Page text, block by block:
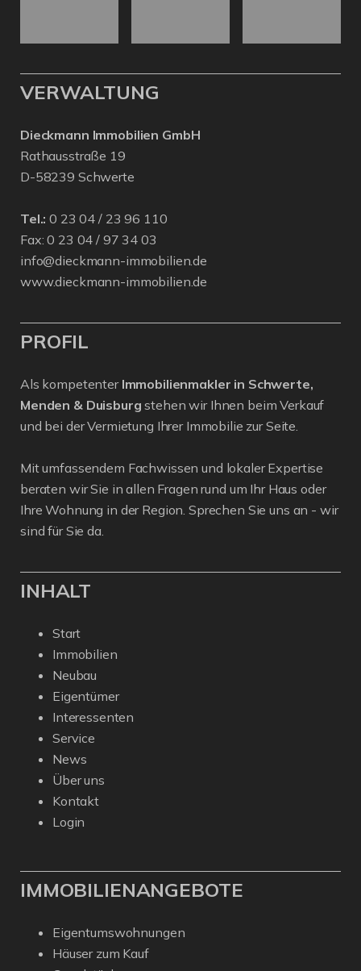
VERWALTUNG
Dieckmann Immobilien GmbH
Rathausstraße 19
D-58239 Schwerte
Tel.: 0 23 04 / 23 96 110
Fax: 0 23 04 / 97 34 03
info@dieckmann-immobilien.de
www.dieckmann-immobilien.de
PROFIL
Als kompetenter Immobilienmakler in Schwerte,
Menden & Duisburg stehen wir Ihnen beim Verkauf
und bei der Vermietung Ihrer Immobilie zur Seite.
Mit umfassendem Fachwissen und lokaler Expertise
beraten wir Sie in allen Fragen rund um Ihr Haus oder
Ihre Wohnung in der Region. Sprechen Sie uns an - wir
sind für Sie da.
INHALT
Start
Immobilien
Neubau
Eigentümer
Interessenten
Service
News
Über uns
Kontakt
Login
IMMOBILIENANGEBOTE
Eigentumswohnungen
Häuser zum Kauf